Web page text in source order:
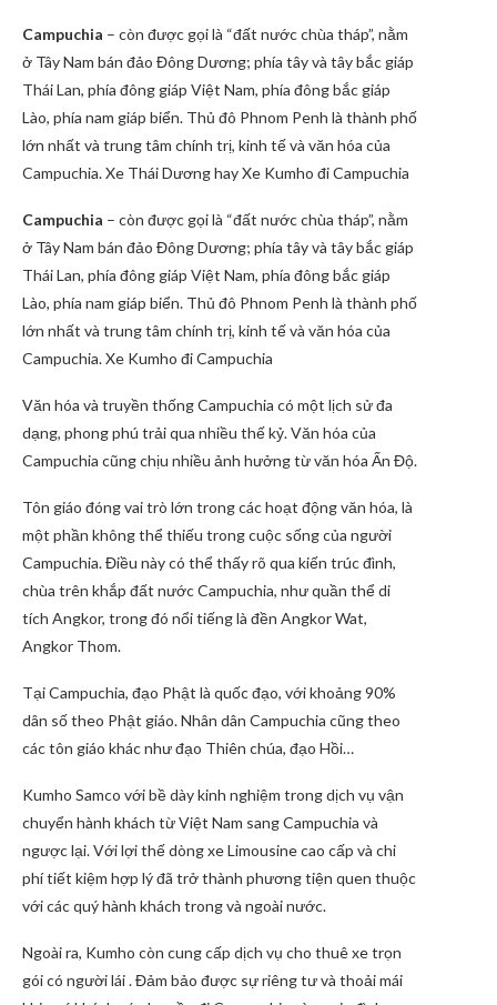
Campuchia – còn được gọi là “đất nước chùa tháp”, nằm
ở Tây Nam bán đảo Đông Dương; phía tây và tây bắc giáp
Thái Lan, phía đông giáp Việt Nam, phía đông bắc giáp
Lào, phía nam giáp biển. Thủ đô Phnom Penh là thành phố
lớn nhất và trung tâm chính trị, kinh tế và văn hóa của
Campuchia. Xe Thái Dương hay Xe Kumho đi Campuchia
Campuchia – còn được gọi là “đất nước chùa tháp”, nằm
ở Tây Nam bán đảo Đông Dương; phía tây và tây bắc giáp
Thái Lan, phía đông giáp Việt Nam, phía đông bắc giáp
Lào, phía nam giáp biển. Thủ đô Phnom Penh là thành phố
lớn nhất và trung tâm chính trị, kinh tế và văn hóa của
Campuchia. Xe Kumho đi Campuchia
Văn hóa và truyền thống Campuchia có một lịch sử đa
dạng, phong phú trải qua nhiều thế kỷ. Văn hóa của
Campuchia cũng chịu nhiều ảnh hưởng từ văn hóa Ấn Độ.
Tôn giáo đóng vai trò lớn trong các hoạt động văn hóa, là
một phần không thể thiếu trong cuộc sống của người
Campuchia. Điều này có thể thấy rõ qua kiến trúc đình,
chùa trên khắp đất nước Campuchia, như quần thể di
tích Angkor, trong đó nổi tiếng là đền Angkor Wat,
Angkor Thom.
Tại Campuchia, đạo Phật là quốc đạo, với khoảng 90%
dân số theo Phật giáo. Nhân dân Campuchia cũng theo
các tôn giáo khác như đạo Thiên chúa, đạo Hồi…
Kumho Samco với bề dày kinh nghiệm trong dịch vụ vận
chuyển hành khách từ Việt Nam sang Campuchia và
ngược lại. Với lợi thế dòng xe Limousine cao cấp và chi
phí tiết kiệm hợp lý đã trở thành phương tiện quen thuộc
với các quý hành khách trong và ngoài nước.
Ngoài ra, Kumho còn cung cấp dịch vụ cho thuê xe trọn
gói có người lái . Đảm bảo được sự riêng tư và thoải mái